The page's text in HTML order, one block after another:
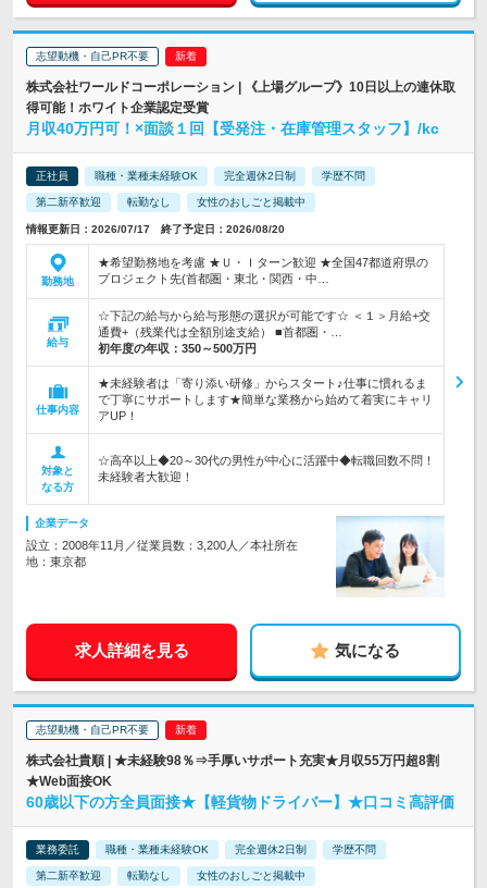
志望動機・自己PR不要
株式会社ワールドコーポレーション | 《上場グループ》10日以上の連休取
得可能！ホワイト企業認定受賞
月収40万円可！×面談１回【受発注・在庫管理スタッフ】/kc
正社員 職種・業種未経験OK 完全週休2日制 学歴不問
第二新卒歓迎 転勤なし 女性のおしごと掲載中
情報更新日：2026/07/17 終了予定日：2026/08/20
勤務地
★希望勤務地を考慮 ★Ｕ・Ｉターン歓迎 ★全国47都道府県の
プロジェクト先(首都圏・東北・関西・中…
給与
☆下記の給与から給与形態の選択が可能です☆ ＜１＞月給+交
通費+（残業代は全額別途支給） ■首都圏・…
初年度の年収： 350～500万円
仕事内容
★未経験者は「寄り添い研修」からスタート♪仕事に慣れるま
で丁寧にサポートします★簡単な業務から始めて着実にキャリ
アUP！
対象と
なる方
☆高卒以上◆20～30代の男性が中心に活躍中◆転職回数不問！
未経験者大歓迎！
企業データ
設立：2008年11月／従業員数：3,200人／本社所在
地：東京都
求人詳細を見る 気になる
志望動機・自己PR不要
株式会社貴順 | ★未経験98％⇒手厚いサポート充実★月収55万円超8割
★Web面接OK
60歳以下の方全員面接★【軽貨物ドライバー】★口コミ高評価
業務委託 職種・業種未経験OK 完全週休2日制 学歴不問
第二新卒歓迎 転勤なし 女性のおしごと掲載中